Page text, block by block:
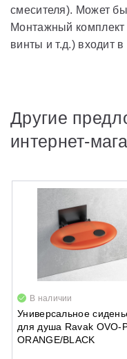
смесителя). Может
Монтажный
винты и т.д.) входит
Другие
интернет-
В наличии
Универсальное
для душа Ravak OVO-
ORANGE/BLACK